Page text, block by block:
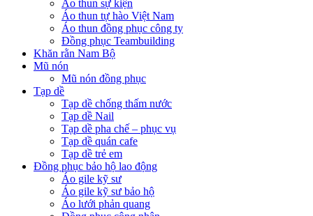
Áo thun sự kiện
Áo thun tự hào Việt Nam
Áo thun đồng phục công ty
Đồng phục Teambuilding
Khăn rằn Nam Bộ
Mũ nón
Mũ nón đồng phục
Tạp dề
Tạp dề chống thấm nước
Tạp dề Nail
Tạp dề pha chế – phục vụ
Tạp dề quán cafe
Tạp dề trẻ em
Đồng phục bảo hộ lao động
Áo gile kỹ sư
Áo gile kỹ sư bảo hộ
Áo lưới phản quang